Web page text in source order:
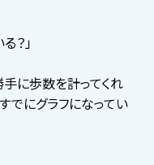
？」
に歩数を計ってくれ
でにグラフになってい